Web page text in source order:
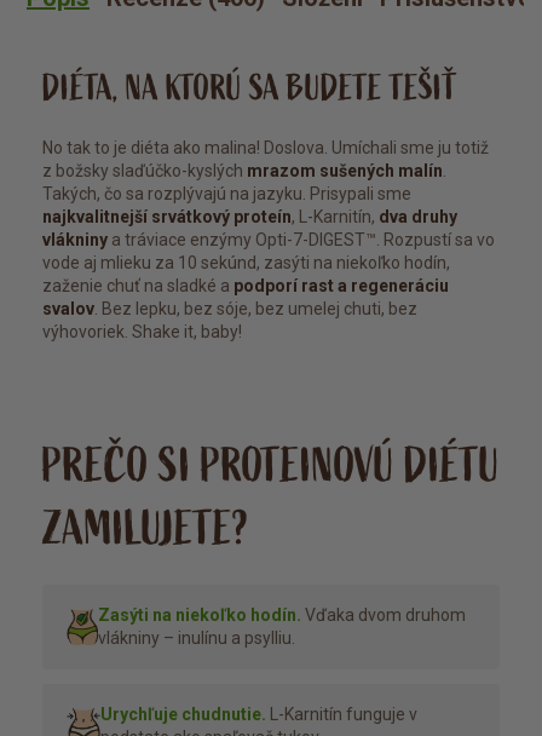
DIÉTA, NA KTORÚ SA BUDETE TEŠIŤ
No tak to je diéta ako malina! Doslova. Umíchali sme ju totiž
z božsky slaďúčko-kyslých mrazom sušených malín
Takých, čo sa rozplývajú na jazyku. Prisypali sme
najkvalitnejší srvátkový proteín, L-Karnitín, dva druhy
vlákniny a tráviace enzýmy Opti-7-DIGEST™. Rozpustí sa vo
vode aj mlieku za 10 sekúnd, zasýti na niekoľko hodín,
zaženie chuť na sladké a podporí rast a regeneráciu
svalov . Bez lepku, bez sóje, bez umelej chuti, bez
výhovoriek. Shake it, baby!
PREČO SI PROTEINOVÚ DIÉTU
ZAMILUJETE?
Zasýti na niekoľko hodín. Vďaka dvom druhom
vlákniny – inulínu a psylliu.
Urychľuje chudnutie. L-Karnitín funguje v